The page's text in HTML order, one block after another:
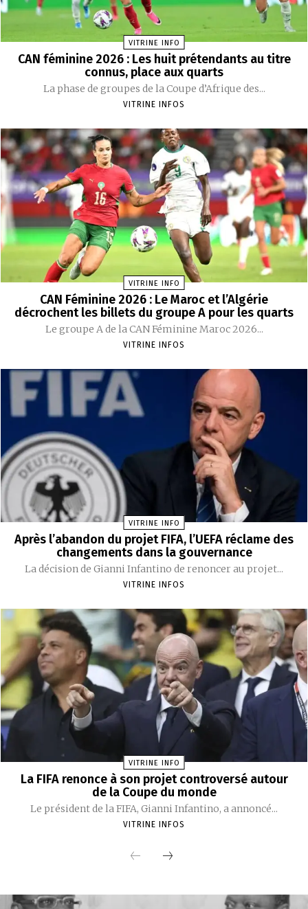
VITRINE INFO
CAN féminine 2026 : Les huit prétendants au titre
connus, place aux quarts
La phase de groupes de la Coupe d’Afrique des...
VITRINE INFOS
VITRINE INFO
CAN Féminine 2026 : Le Maroc et l’Algérie
décrochent les billets du groupe A pour les quarts
Le groupe A de la CAN Féminine Maroc 2026...
VITRINE INFOS
VITRINE INFO
Après l’abandon du projet FIFA, l’UEFA réclame des
changements dans la gouvernance
La décision de Gianni Infantino de renoncer au projet...
VITRINE INFOS
VITRINE INFO
La FIFA renonce à son projet controversé autour
de la Coupe du monde
Le président de la FIFA, Gianni Infantino, a annoncé...
VITRINE INFOS